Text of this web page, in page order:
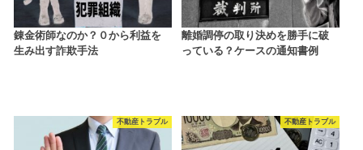
錬金術師なのか？０から利益を
生み出す詐欺手法
離婚調停の取り決めを勝手に破
っている？ケースの通知書例
不動産トラブル 不動産トラブル